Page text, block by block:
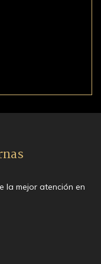
la mejor atención en